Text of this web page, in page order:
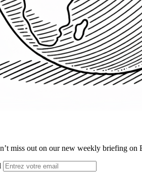
miss out on our new weekly briefing on